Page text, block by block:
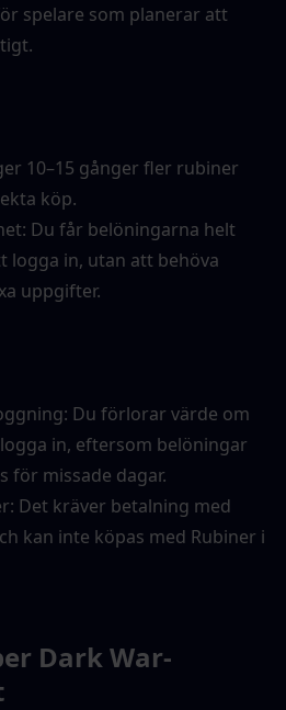
spelare som planerar att
10–15 gånger fler rubiner
köp.
Du får belöningarna helt
logga in, utan att behöva
uppgifter.
Du förlorar värde om
in, eftersom belöningar
för missade dagar.
Det kräver betalning med
kan inte köpas med Rubiner i
Dark War-